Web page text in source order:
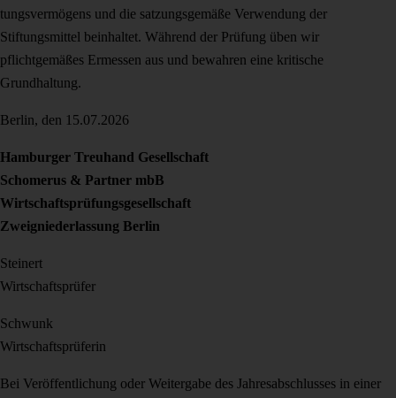
tungsvermögens und die satzungsgemäße Verwendung der
Stiftungsmittel beinhal­tet. Während der Prüfung üben wir
pflichtgemäßes Ermessen aus und bewahren ei­ne kritische
Grundhaltung.
Berlin, den 15.07.2026
Hamburger Treuhand Gesellschaft
Schomerus & Partner mbB
Wirtschaftsprüfungsgesellschaft
Zweigniederlassung Berlin
Steinert
Wirtschaftsprüfer
Schwunk
Wirtschaftsprüferin
Bei Veröffentlichung oder Weitergabe des Jahresabschlusses in einer